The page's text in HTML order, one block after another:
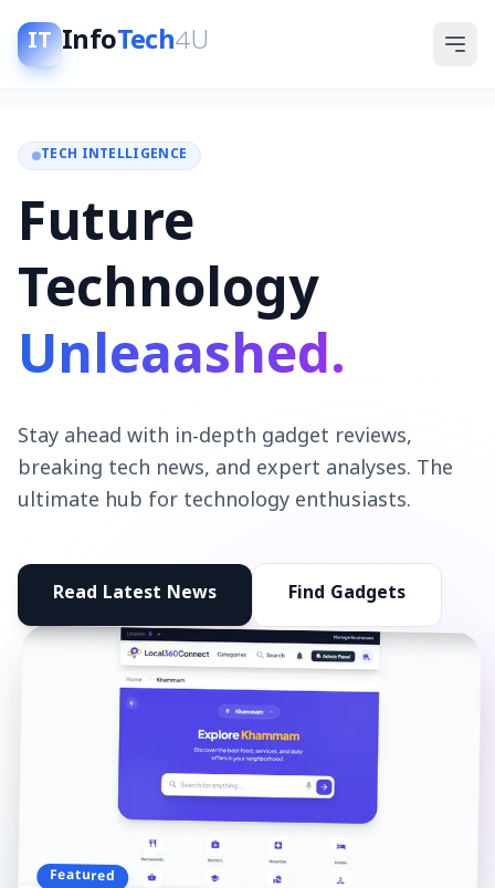
IT InfoTech4U
TECH INTELLIGENCE
Future
Technology
Unleaashed.
Stay ahead with in-depth gadget reviews,
breaking tech news, and expert analyses. The
ultimate hub for technology enthusiasts.
Read Latest News Find Gadgets
Featured